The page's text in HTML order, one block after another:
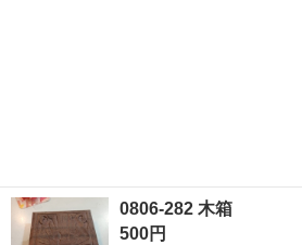
0806-282 木箱
500円